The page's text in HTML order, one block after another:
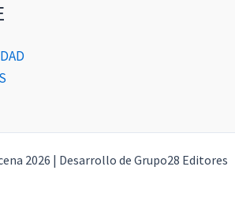
2026 | Desarrollo de Grupo28 Editores